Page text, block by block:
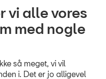
vi alle vores
med nogle
så meget, vi vil
i. Det er jo alligevel